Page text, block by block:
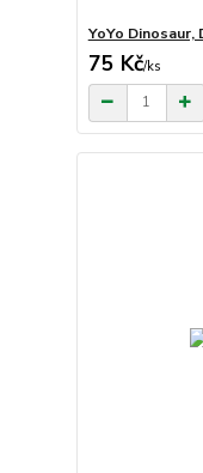
YoYo
75 Kč/ks